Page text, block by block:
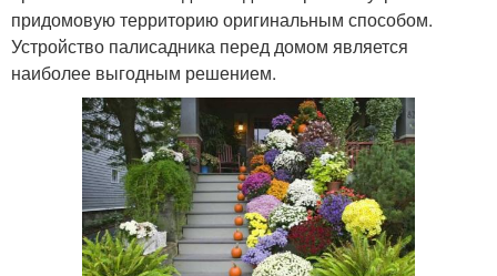
придомовую территорию оригинальным способом.
Устройство палисадника перед домом является
наиболее выгодным решением.